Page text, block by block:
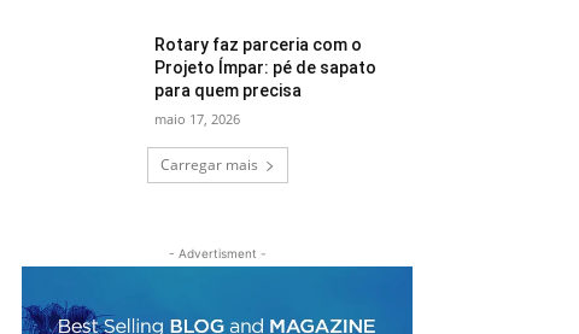
Rotary faz parceria com o
Projeto Ímpar: pé de sapato
para quem precisa
maio 17, 2026
Carregar mais
- Advertisment -